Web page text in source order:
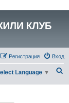
КЛУБ
Вход
Регистрация
Language ▼